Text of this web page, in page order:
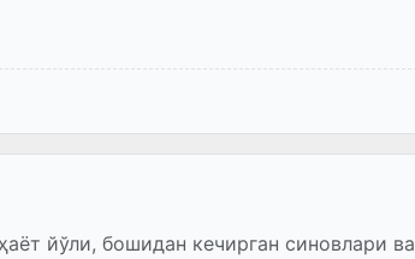
йўли, бошидан кечирган синовлари ва